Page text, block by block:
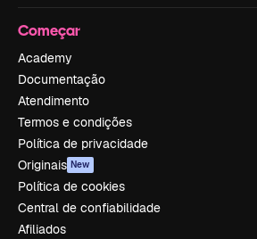
Começar
Academy
Documentação
Atendimento
Termos e condições
Política de privacidade
Originais New
Política de cookies
Central de confiabilidade
Afiliados